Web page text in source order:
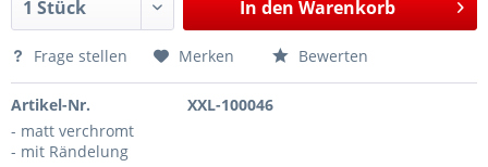
In den Warenkorb
Frage stellen Merken Bewerten
Artikel-Nr.
XXL-100046
- matt verchromt
- mit Rändelung